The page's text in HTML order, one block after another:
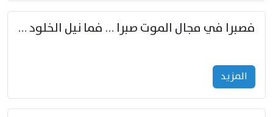
فصبرا في مجال الموت صبرا … فما نيل الخلود بمستطاع
المزید